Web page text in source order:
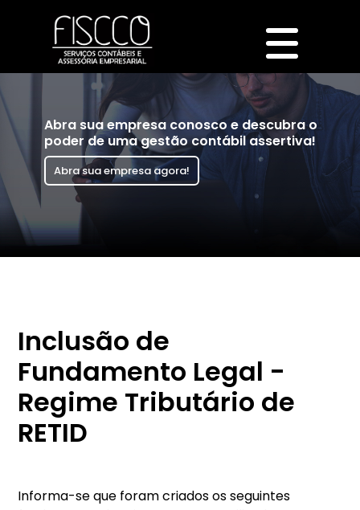
Abra sua empresa conosco e descubra o
poder de uma gestão contábil assertiva!
Abra sua empresa agora!
Inclusão de
Fundamento Legal -
Regime Tributário de
RETID
Informa-se que foram criados os seguintes